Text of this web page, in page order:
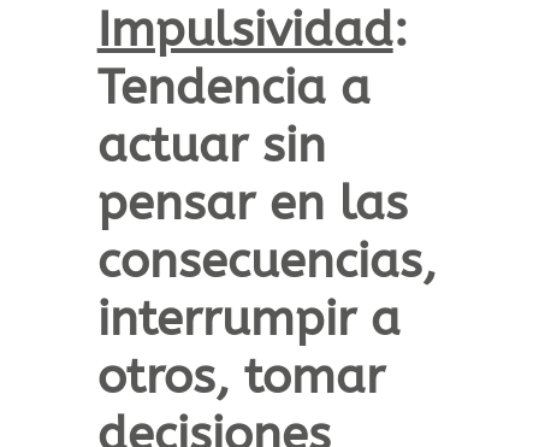
Impulsividad:
Tendencia a
actuar sin
pensar en las
consecuencias,
interrumpir a
otros, tomar
decisiones